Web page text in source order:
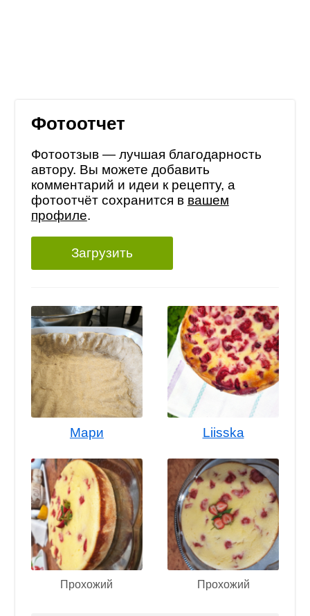
Фотоотчет
Фотоотзыв — лучшая благодарность
автору. Вы можете добавить
комментарий и идеи к рецепту, а
фотоотчёт сохранится в вашем
профиле.
Загрузить
Мари Liisska
Прохожий Прохожий